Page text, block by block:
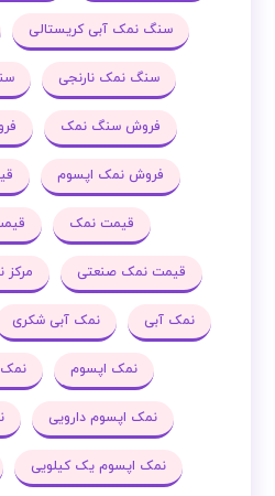
سنگ نمک آبی کریستالی
سنگ نمک نارنجی
فروش سنگ نمک
فروش نمک اپسوم
قیمت نمک
قیمت نمک صنعتی
نمک آبی نمک آبی شکری
نمک اپسوم نمک
نمک اپسوم دارویی
نمک اپسوم یک کیلویی